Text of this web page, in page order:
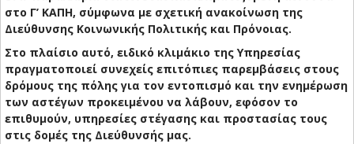
στο Γ’ ΚΑΠΗ, σύμφωνα με σχετική ανακοίνωση της
Διεύθυνσης Κοινωνικής Πολιτικής και Πρόνοιας.
Στο πλαίσιο αυτό, ειδικό κλιμάκιο της Υπηρεσίας
πραγματοποιεί συνεχείς επιτόπιες παρεμβάσεις στους
δρόμους της πόλης για τον εντοπισμό και την ενημέρωση
των αστέγων προκειμένου να λάβουν, εφόσον το
επιθυμούν, υπηρεσίες στέγασης και προστασίας τους
στις δομές της Διεύθυνσής μας.